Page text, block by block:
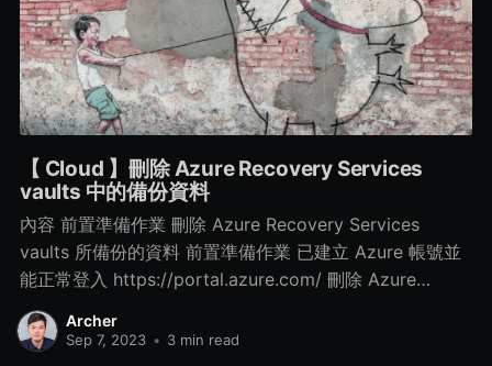
【 Cloud 】刪除 Azure Recovery Services
vaults 中的備份資料
內容 前置準備作業 刪除 Azure Recovery Services
vaults 所備份的資料 前置準備作業 已建立 Azure 帳號並
能正常登入 https://portal.azure.com/ 刪除 Azure
Recovery Services vaults 所備份的資料 Step 1. 點選所
建立的 Azure Recovery Services vaults 服務 > 再點選
Archer
Sep 7, 2023 • 3 min read